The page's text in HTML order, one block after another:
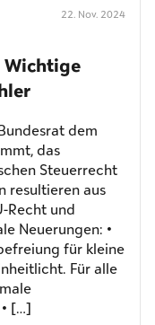
22. Nov. 2024
Wichtige
dem
das
Steuerrecht
resultieren aus
Recht und
Neuerungen: •
für kleine
Für alle
[…]